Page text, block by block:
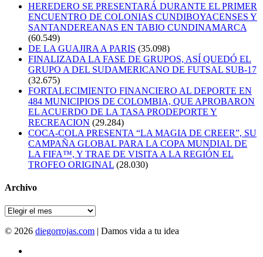
HEREDERO SE PRESENTARÁ DURANTE EL PRIMER
ENCUENTRO DE COLONIAS CUNDIBOYACENSES Y
SANTANDEREANAS EN TABIO CUNDINAMARCA
(60.549)
DE LA GUAJIRA A PARIS (35.098)
FINALIZADA LA FASE DE GRUPOS, ASÍ QUEDÓ EL
GRUPO A DEL SUDAMERICANO DE FUTSAL SUB-17
(32.675)
FORTALECIMIENTO FINANCIERO AL DEPORTE EN
484 MUNICIPIOS DE COLOMBIA, QUE APROBARON
EL ACUERDO DE LA TASA PRODEPORTE Y
RECREACION (29.284)
COCA-COLA PRESENTA “LA MAGIA DE CREER”, SU
CAMPAÑA GLOBAL PARA LA COPA MUNDIAL DE
LA FIFA™, Y TRAE DE VISITA A LA REGIÓN EL
TROFEO ORIGINAL (28.030)
Archivo
Archivo
© 2026 diegorrojas.com | Damos vida a tu idea